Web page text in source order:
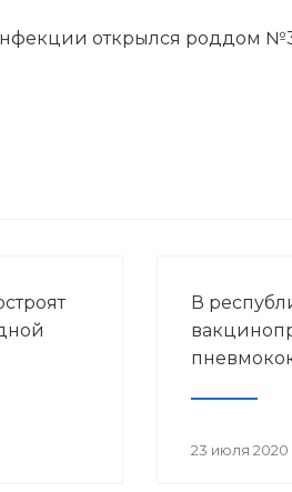
открылся роддом
В
23 июля 2020